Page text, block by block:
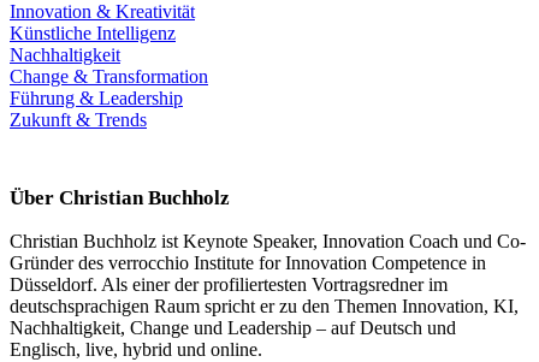
Innovation & Kreativität
Künstliche Intelligenz
Nachhaltigkeit
Change & Transformation
Führung & Leadership
Zukunft & Trends
Über Christian Buchholz
Christian Buchholz ist Keynote Speaker, Innovation Coach und Co-
Gründer des verrocchio Institute for Innovation Competence in
Düsseldorf. Als einer der profiliertesten Vortragsredner im
deutschsprachigen Raum spricht er zu den Themen Innovation, KI,
Nachhaltigkeit, Change und Leadership – auf Deutsch und
Englisch, live, hybrid und online.